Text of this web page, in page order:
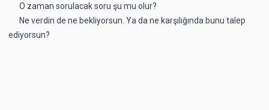
O zaman sorulacak soru şu mu olur?
Ne verdin de ne bekliyorsun. Ya da ne karşılığında bunu talep
ediyorsun?